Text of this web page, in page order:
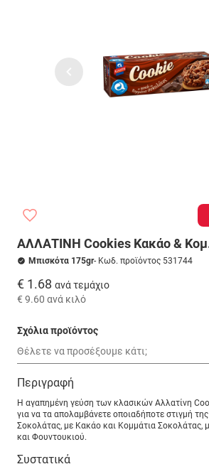
ΑΛΛΑΤΙΝΗ Cookies Κακάο &
Μπισκότα 175gr- Κωδ. προϊόντος 531744
€ 1.68 ανά τεμάχιο
€ 9.60 ανά κιλό
Σχόλια προϊόντος
Περιγραφή
Η αγαπημένη γεύση των κλασικών Αλλατίνη
για να τα απολαμβάνετε οποιαδήποτε στιγμή
Σοκολάτας, με Κακάο και Κομμάτια Σοκολάτας,
και Φουντουκιού.
Συστατικά